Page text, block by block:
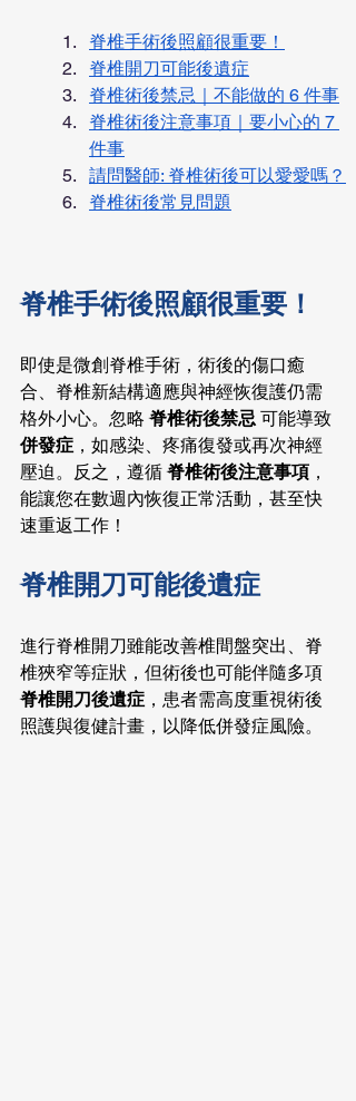
脊椎手術後照顧很重要！
脊椎開刀可能後遺症
脊椎術後禁忌｜不能做的 6 件事
脊椎術後注意事項｜要小心的 7
件事
請問醫師: 脊椎術後可以愛愛嗎？
脊椎術後常見問題
脊椎手術後照顧很重要！
即使是微創脊椎手術，術後的傷口癒
合、脊椎新結構適應與神經恢復護仍需
格外小心。忽略 脊椎術後禁忌 可能導致
併發症 ，如感染、疼痛復發或再次神經
壓迫。反之，遵循 脊椎術後注意事項 ，
能讓您在數週內恢復正常活動，甚至快
速重返工作！
脊椎開刀可能後遺症
進行脊椎開刀雖能改善椎間盤突出、脊
椎狹窄等症狀，但術後也可能伴隨多項
脊椎開刀後遺症 ，患者需高度重視術後
照護與復健計畫，以降低併發症風險。